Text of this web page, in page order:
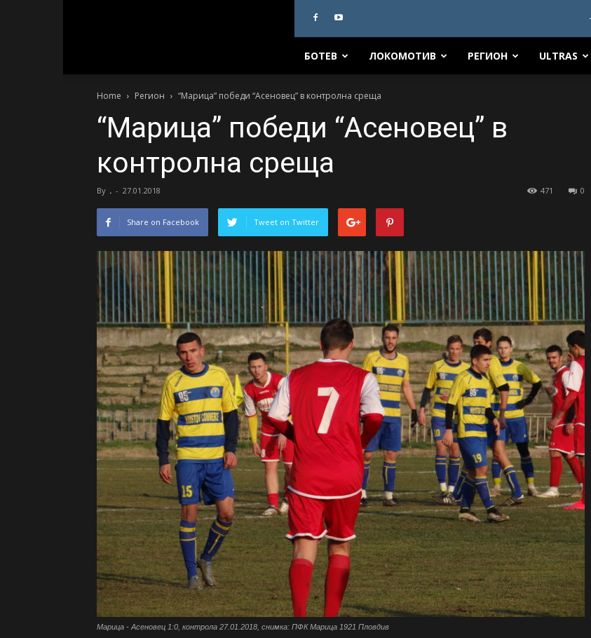
БОТЕВ ЛОКОМОТИВ РЕГИОН ULTRAS
Home Регион “Марица” победи “Асеновец” в контролна среща
“Марица” победи “Асеновец” в
контролна среща
By . - 27.01.2018 0
471
Share on Facebook Tweet on Twitter
Марица - Асеновец 1:0, контрола 27.01.2018, снимка: ПФК Марица 1921 Пловдив